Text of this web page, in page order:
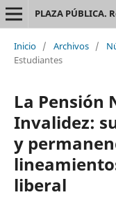
PLAZA PÚBLICA.
Inicio / Archivos /
Estudiantes
La Pensión
Invalidez:
y
liberal